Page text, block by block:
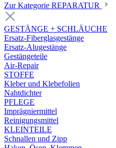
Zur Kategorie REPARATUR
GESTÄNGE + SCHLÄUCHE
Ersatz-Fiberglasgestänge
Ersatz-Alugestänge
Gestängeteile
Air-Repair
STOFFE
Kleber und Klebefolien
Nahtdichter
PFLEGE
Imprägniermittel
Reinigungsmittel
KLEINTEILE
Schnallen und Zipp